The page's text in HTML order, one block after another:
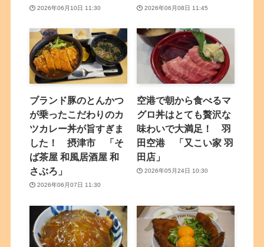
2026年06月10日 11:30 2026年06月08日 11:45
ブランド豚のとんかつ
が乗ったこだわりのカ
ツカレー丼が旨すぎま
した！ 摂津市 「そ
ば茶屋 和風居酒屋 和
さぶろ」
2026年06月07日 11:30
空港で朝から食べるマ
グロ丼はとても贅沢な
味わいで大満足！ 羽
田空港 「又こい家 羽
田店」
2026年05月24日 10:30